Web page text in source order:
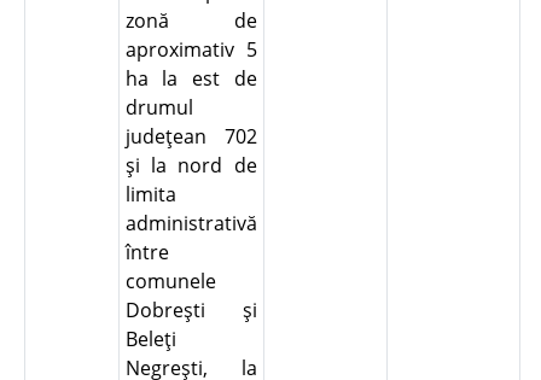
zonă de
aproximativ 5
ha la est de
drumul
judeţean 702
şi la nord de
limita
administrativă
între
comunele
Dobreşti şi
Beleţi
Negreşti, la